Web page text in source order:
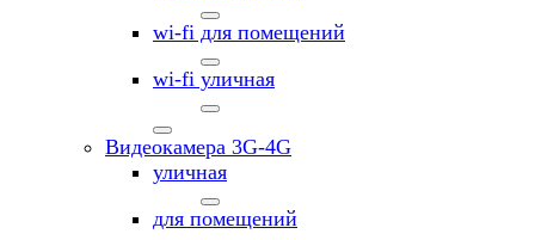
wi-fi для помещений
wi-fi уличная
Видеокамера 3G-4G
уличная
для помещений